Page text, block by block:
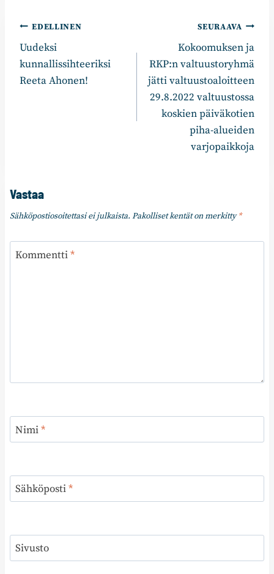
Artikkelien
selaus
EDELLINEN
Uudeksi
kunnallissihteeriksi
Reeta Ahonen!
SEURAAVA
Kokoomuksen ja
RKP:n valtuustoryhmä
jätti valtuustoaloitteen
29.8.2022 valtuustossa
koskien päiväkotien
piha-alueiden
varjopaikkoja
Vastaa
Sähköpostiosoitettasi ei julkaista. Pakolliset kentät on merkitty*
Kommentti*
Nimi*
Sähköposti*
Sivusto